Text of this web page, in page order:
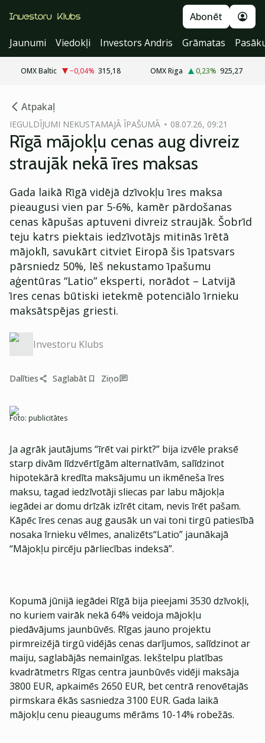
Abonēt
Jaunumi
Viedokļi Investors Andris Grāmatas
OMX Baltic −0,04% 315,18 OMX Riga 0,23% 925,27
Atpakaļ
IEGULDĪJUMI NEKUSTAMAJĀ ĪPAŠUMĀ 08.07.26, 09:21
Rīgā mājokļu cenas aug divreiz
straujāk nekā īres maksas
Gada laikā Rīgā vidējā dzīvokļu īres maksa
pieaugusi vien par 5-6%, kamēr pārdošanas
cenas kāpušas aptuveni divreiz straujāk. Šobrīd
teju katrs piektais iedzīvotājs mitinās īrētā
mājoklī, savukārt citviet Eiropā šis īpatsvars
pārsniedz 50%, lēš nekustamo īpašumu
aģentūras “Latio” eksperti, norādot – Latvijā
īres cenas būtiski ietekmē potenciālo īrnieku
maksātspējas griesti.
Investoru Klubs
Dalīties Saglabāt Ziņo
Foto: publicitātes
Ja agrāk jautājums “īrēt vai pirkt?” bija izvēle praksē
starp divām līdzvērtīgām alternatīvām, salīdzinot
hipotekārā kredīta maksājumu un ikmēneša īres
maksu, tagad iedzīvotāji sliecas par labu mājokļa
iegādei ar domu drīzāk izīrēt citam, nevis īrēt pašam.
Kāpēc īres cenas aug gausāk un vai toni tirgū patiesībā
nosaka īrnieku vēlmes, analizēts“Latio” jaunākajā
“Mājokļu pircēju pārliecības indeksā”.
Kopumā jūnijā iegādei Rīgā bija pieejami 3530 dzīvokļi,
no kuriem vairāk nekā 64% veidoja mājokļu
piedāvājums jaunbūvēs. Rīgas jauno projektu
pirmreizējā tirgū vidējās cenas darījumos, salīdzinot ar
maiju, saglabājās nemainīgas. Iekštelpu platības
kvadrātmetrs Rīgas centra jaunbūvēs vidēji maksāja
3800 EUR, apkaimēs 2650 EUR, bet centrā renovētajās
pirmskara ēkās sasniedza 3100 EUR. Gada laikā
mājokļu cenu pieaugums mērāms 10-14% robežās.